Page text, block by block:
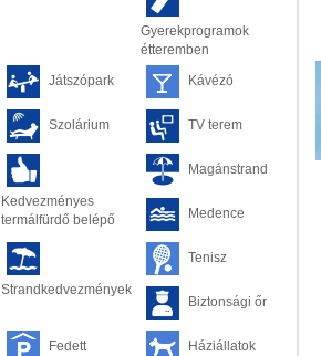
Gyerekprogramok
étteremben
Játszópark Kávézó
Szolárium TV terem
Kedvezményes
termálfürdő belépő
Magánstrand
Medence
Strandkedvezmények
Tenisz
Biztonsági őr
Fedett Háziállatok